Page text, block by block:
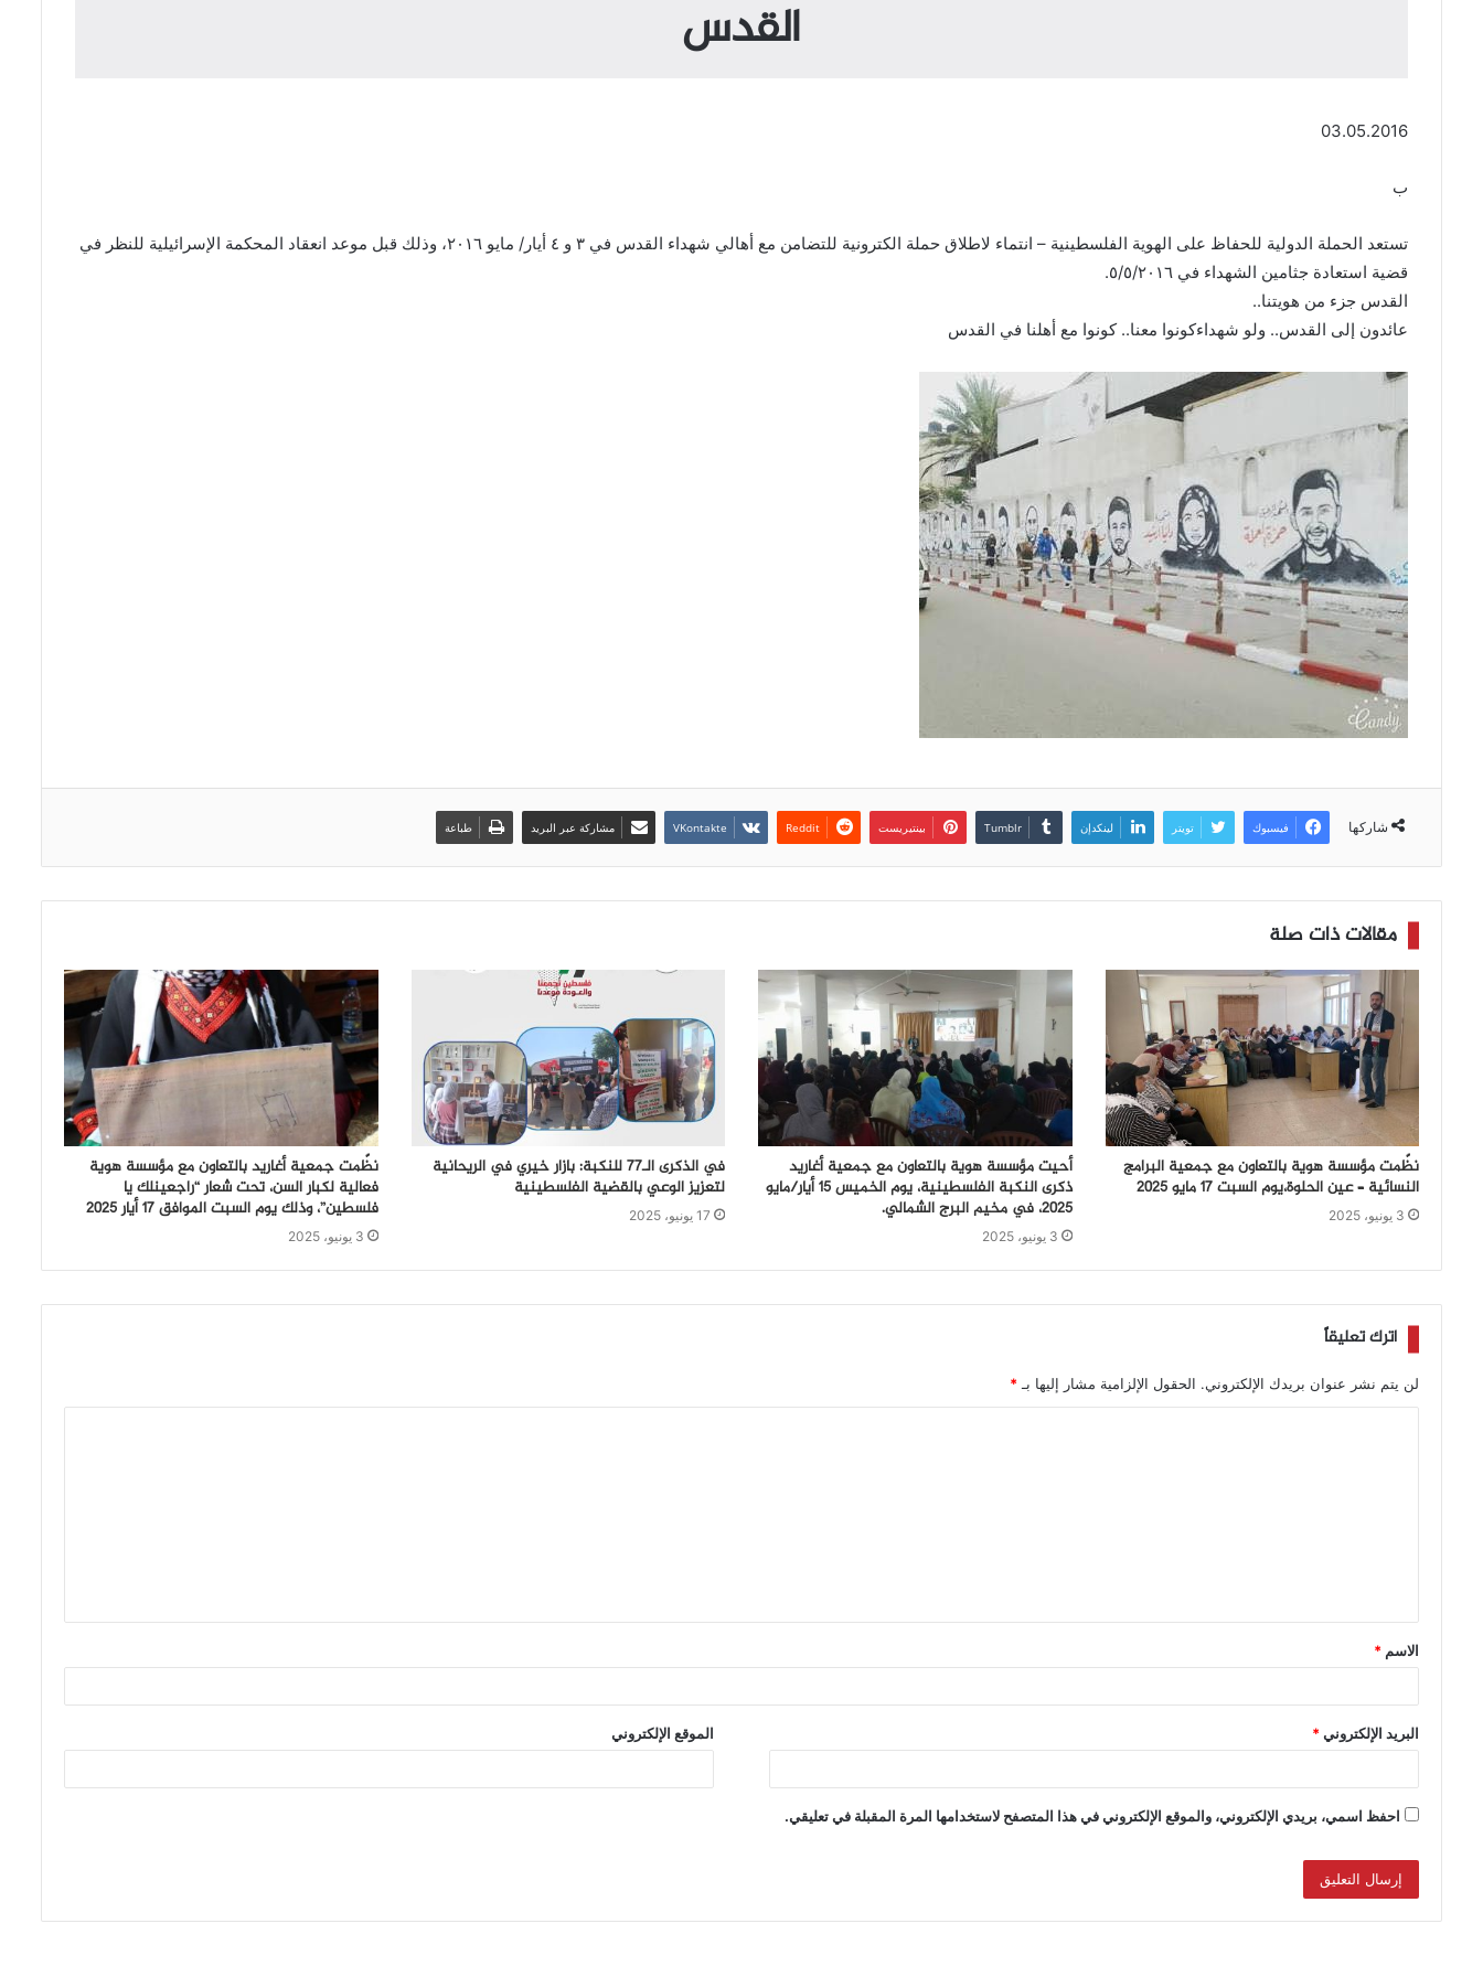
القدس
03.05.2016
ب
تستعد الحملة الدولية للحفاظ على الهوية الفلسطينية – انتماء لاطلاق حملة الكترونية للتضامن مع أهالي شهداء القدس في ٣ و ٤ أيار/ مايو ٢٠١٦، وذلك قبل موعد انعقاد المحكمة الإسرائيلية للنظر في
قضية استعادة جثامين الشهداء في ٥/٥/٢٠١٦.
القدس جزء من هويتنا..
عائدون إلى القدس.. ولو شهداءكونوا معنا.. كونوا مع أهلنا في القدس
شاركها فيسبوك تويتر لينكدإن بينتيريست مشاركة عبر البريد طباعة
مقالات ذات صلة
نظّمت مؤسسة هوية بالتعاون مع جمعية البرامج
النسائية – عين الحلوة،يوم السبت 17 مايو 2025
3 يونيو، 2025
أحيت مؤسسة هوية بالتعاون مع جمعية أغاريد
ذكرى النكبة الفلسطينية، يوم الخميس 15 أيار/مايو
2025، في مخيم البرج الشمالي.
3 يونيو، 2025
في الذكرى الـ77 للنكبة: بازار خيري في الريحانية
لتعزيز الوعي بالقضية الفلسطينية
17 يونيو، 2025
نظّمت جمعية أغاريد بالتعاون مع مؤسسة هوية
فعالية لكبار السن، تحت شعار “راجعينلك يا
فلسطين”، وذلك يوم السبت الموافق 17 أيار 2025
3 يونيو، 2025
اترك تعليقاً
لن يتم نشر عنوان بريدك الإلكتروني. الحقول الإلزامية مشار إليها بـ*
الاسم *
البريد الإلكتروني* الموقع الإلكتروني
احفظ اسمي، بريدي الإلكتروني، والموقع الإلكتروني في هذا المتصفح لاستخدامها المرة المقبلة في تعليقي.